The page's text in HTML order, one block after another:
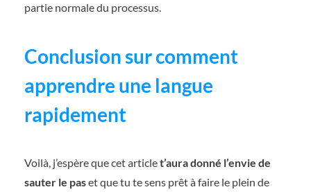
partie normale du processus.
Conclusion sur comment
apprendre une langue
rapidement
Voilà, j’espère que cet articlet’aura donné l’envie de
sauter le paset que tu te sens prêt à faire le plein de